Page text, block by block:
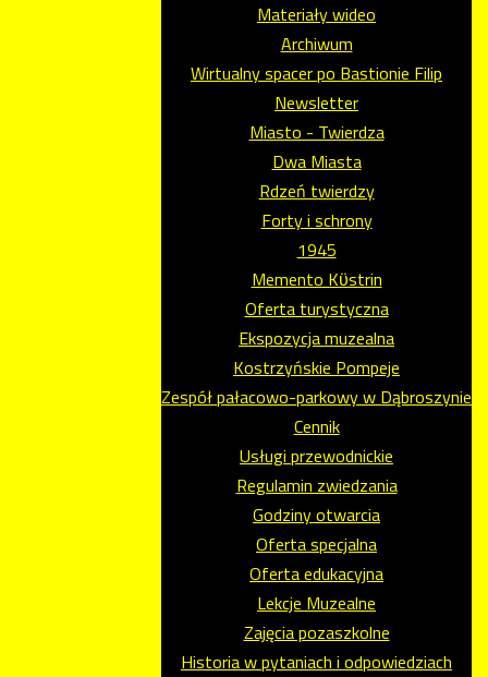
Materiały wideo
Archiwum
Wirtualny spacer po Bastionie Filip
Newsletter
Miasto - Twierdza
Dwa Miasta
Rdzeń twierdzy
Forty i schrony
1945
Memento Kϋstrin
Oferta turystyczna
Ekspozycja muzealna
Kostrzyńskie Pompeje
Zespół pałacowo-parkowy w Dąbroszynie
Cennik
Usługi przewodnickie
Regulamin zwiedzania
Godziny otwarcia
Oferta specjalna
Oferta edukacyjna
Lekcje Muzealne
Zajęcia pozaszkolne
Historia w pytaniach i odpowiedziach